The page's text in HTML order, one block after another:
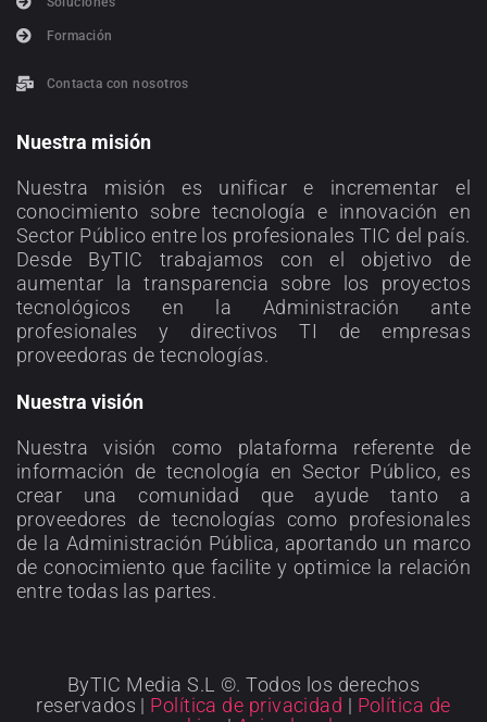
Formación
Contacta con nosotros
Nuestra misión
Nuestra misión es unificar e incrementar el
conocimiento sobre tecnología e innovación en
Sector Público entre los profesionales TIC del país.
Desde ByTIC trabajamos con el objetivo de
aumentar la transparencia sobre los proyectos
tecnológicos en la Administración ante
profesionales y directivos TI de empresas
proveedoras de tecnologías.
Nuestra visión
Nuestra visión como plataforma referente de
información de tecnología en Sector Público, es
crear una comunidad que ayude tanto a
proveedores de tecnologías como profesionales
de la Administración Pública, aportando un marco
de conocimiento que facilite y optimice la relación
entre todas las partes.
ByTIC Media S.L ©. Todos los derechos
reservados | Política de privacidad | Política de